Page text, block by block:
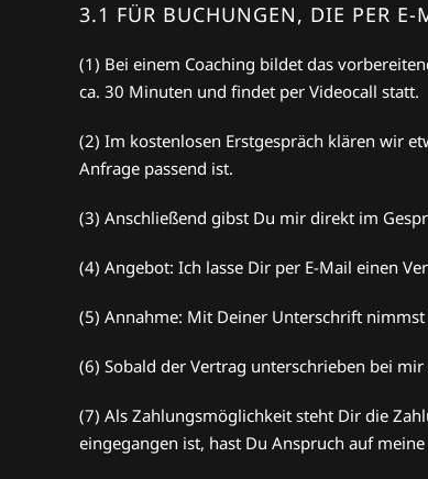
3.1 FÜR BUCHUNGEN, DIE PER E-
(1) Bei einem Coaching bildet das
ca. 30 Minuten und findet per Videocall statt.
(2) Im kostenlosen Erstgespräch klären wir
Anfrage passend ist.
(3) Anschließend gibst Du mir direkt im
(4) Angebot: Ich lasse Dir per E-Mail einen
(5) Annahme: Mit Deiner Unterschrift
(6) Sobald der Vertrag unterschrieben bei
(7) Als Zahlungsmöglichkeit steht Dir die
eingegangen ist, hast Du Anspruch auf